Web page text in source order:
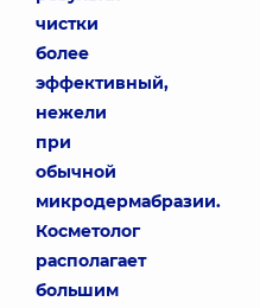
чистки
более
эффективный,
нежели
при
обычной
микродермабразии.
Косметолог
располагает
большим